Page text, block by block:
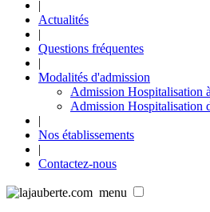
|
Actualités
|
Questions fréquentes
|
Modalités d'admission
Admission Hospitalisation
Admission Hospitalisation
|
Nos établissements
|
Contactez-nous
menu